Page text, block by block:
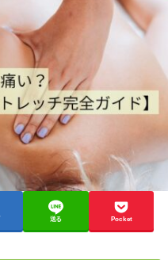
送る Pocket